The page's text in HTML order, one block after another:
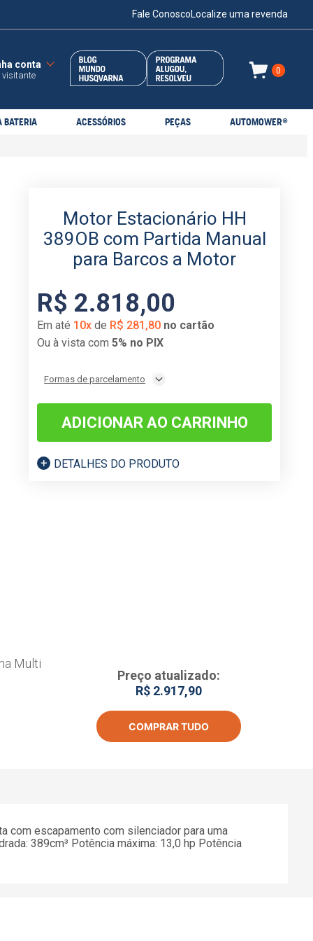
Fale ConoscoLocalize uma revenda
visitante 0
BATERIA ACESSÓRIOS PEÇAS AUTOMOWER®
Motor Estacionário HH
389OB com Partida Manual
para Barcos a Motor
R$ 2.818,00
Em até 10x de R$ 281 ,80 no cartão
Ou à vista com5% no PIX
Formas de parcelamento
ADICIONAR AO CARRINHO
DETALHES DO PRODUTO
Multi
Preço atualizado:
R$ 2.917,90
COMPRAR TUDO
com escapamento com silenciador para uma
389cm³ Potência máxima: 13,0 hp Potência